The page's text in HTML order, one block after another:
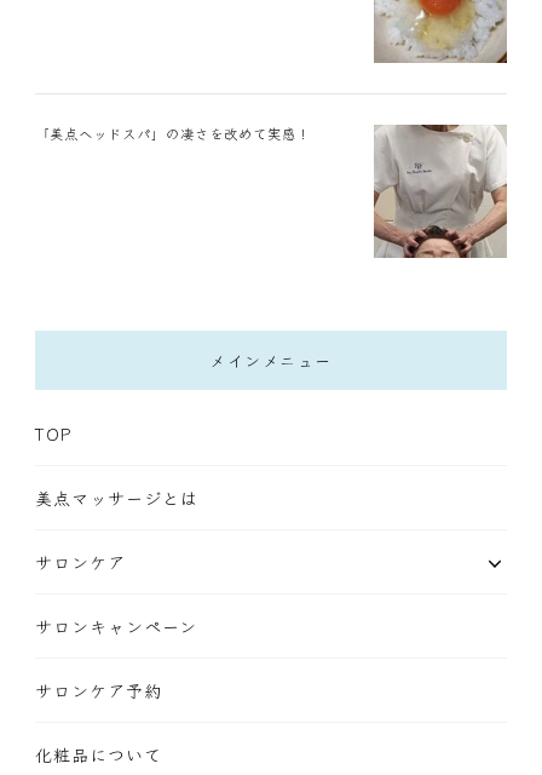
「美点ヘッドスパ」の凄さを改めて実感！
メインメニュー
TOP
美点マッサージとは
サロンケア
サロンキャンペーン
サロンケア予約
化粧品について